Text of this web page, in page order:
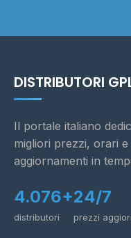
DISTRIBUTORI
Il portale italiano
migliori prezzi, orari
aggiornamenti in
4.076+
distributori
24/7
prezzi